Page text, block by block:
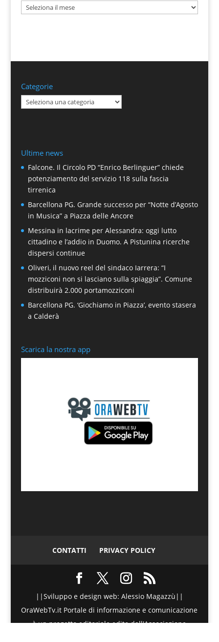
Archivi
Categorie
Categorie
Ultime news
Falcone. Il Circolo PD “Enrico Berlinguer” chiede
potenziamento del servizio 118 sulla fascia
tirrenica
Barcellona PG. Grande successo per “Notte d’Agosto
in Musica” a Piazza delle Ancore
Messina in lacrime per Alessandra: oggi lutto
cittadino e l’addio in Duomo. A Pistunina ricerche
dispersi continue
Oliveri, il nuovo reel del sindaco Iarrera: “I
mozziconi non si lasciano sulla spiaggia”. Comune
distribuirà 2.000 portamozziconi
Barcellona PG. ‘Giochiamo in Piazza’, evento stasera
a Calderà
Scarica la nostra app
CONTATTI PRIVACY POLICY
||Sviluppo e design web: Alessio Magazzù||
OraWebTv.it Portale di informazione e comunicazione
è un progetto editoriale edito dall'Associazione